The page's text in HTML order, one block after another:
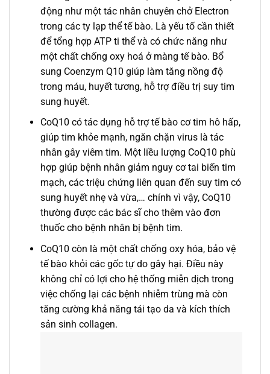
động như một tác nhân chuyên chở Electron
trong các ty lạp thể tế bào. Là yếu tố cần thiết
để tổng hợp ATP ti thể và có chức năng như
một chất chống oxy hoá ở màng tế bào. Bổ
sung Coenzym Q10 giúp làm tăng nồng độ
trong máu, huyết tương, hỗ trợ điều trị suy tim
sung huyết.
CoQ10 có tác dụng hỗ trợ tế bào cơ tim hô hấp,
giúp tim khỏe mạnh, ngăn chặn virus là tác
nhân gây viêm tim. Một liều lượng CoQ10 phù
hợp giúp bệnh nhân giảm nguy cơ tai biến tim
mạch, các triệu chứng liên quan đến suy tim có
sung huyết nhẹ và vừa,… chính vì vậy, CoQ10
thường được các bác sĩ cho thêm vào đơn
thuốc cho bệnh nhân bị bệnh tim.
CoQ10 còn là một chất chống oxy hóa, bảo vệ
tế bào khỏi các gốc tự do gây hại. Điều này
không chỉ có lợi cho hệ thống miễn dịch trong
việc chống lại các bệnh nhiễm trùng mà còn
tăng cường khả năng tái tạo da và kích thích
sản sinh collagen.